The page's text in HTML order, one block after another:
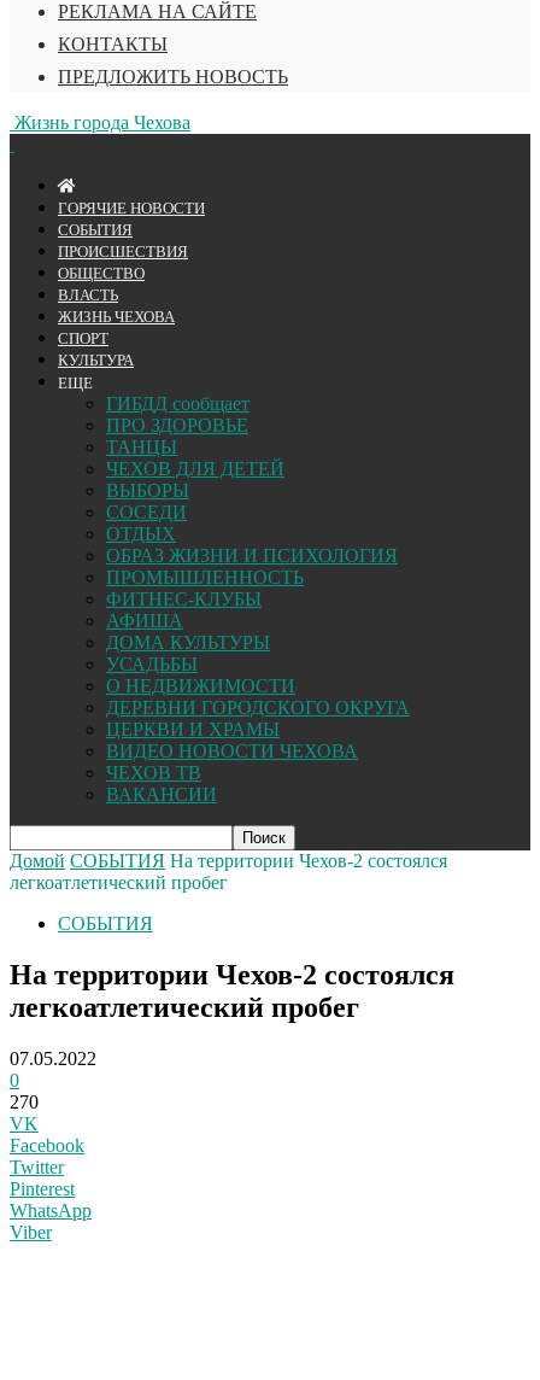
РЕКЛАМА НА САЙТЕ
КОНТАКТЫ
ПРЕДЛОЖИТЬ НОВОСТЬ
Жизнь города Чехова
ГОРЯЧИЕ НОВОСТИ
СОБЫТИЯ
ПРОИСШЕСТВИЯ
ОБЩЕСТВО
ВЛАСТЬ
ЖИЗНЬ ЧЕХОВА
СПОРТ
КУЛЬТУРА
ЕЩЕ
ГИБДД сообщает
ПРО ЗДОРОВЬЕ
ТАНЦЫ
ЧЕХОВ ДЛЯ ДЕТЕЙ
ВЫБОРЫ
СОСЕДИ
ОТДЫХ
ОБРАЗ ЖИЗНИ И ПСИХОЛОГИЯ
ПРОМЫШЛЕННОСТЬ
ФИТНЕС-КЛУБЫ
АФИША
ДОМА КУЛЬТУРЫ
УСАДЬБЫ
О НЕДВИЖИМОСТИ
ДЕРЕВНИ ГОРОДСКОГО ОКРУГА
ЦЕРКВИ И ХРАМЫ
ВИДЕО НОВОСТИ ЧЕХОВА
ЧЕХОВ ТВ
ВАКАНСИИ
Домой СОБЫТИЯ На территории Чехов‑2 состоялся
легкоатлетический пробег
СОБЫТИЯ
На территории Чехов‑2 состоялся
легкоатлетический пробег
07.05.2022
0
270
VK
Facebook
Twitter
Pinterest
WhatsApp
Viber